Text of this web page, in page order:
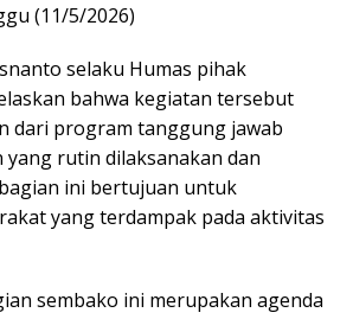
(11/5/2026)
selaku Humas pihak
bahwa kegiatan tersebut
dari program tanggung jawab
yang rutin dilaksanakan dan
ini bertujuan untuk
yang terdampak pada aktivitas
sembako ini merupakan agenda